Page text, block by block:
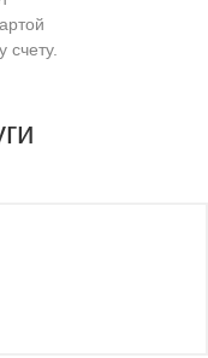
счету.